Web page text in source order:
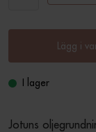
Lägg i
I lager
Jotuns